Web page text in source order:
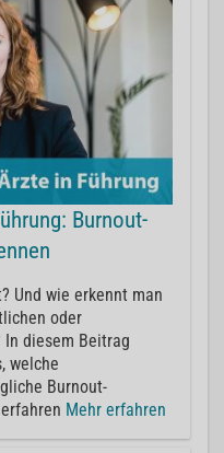
Burnout-
Und wie erkennt man
oder
diesem Beitrag
welche
Burnout-
Mehr erfahren